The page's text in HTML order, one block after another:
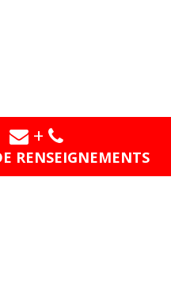
RENSEIGNEMENTS
+